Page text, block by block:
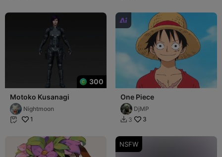
300
Motoko Kusanagi
Nightmoon
 1

One Piece
DjMP
 3 3
NSFW